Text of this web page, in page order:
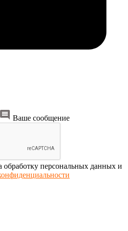
Ваше сообщение
обработку персональных данных и